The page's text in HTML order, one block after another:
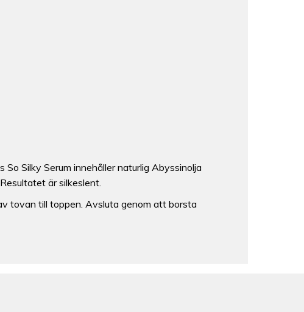
Silky Serum innehåller naturlig Abyssinolja
är silkeslent.
tovan till toppen. Avsluta genom att borsta